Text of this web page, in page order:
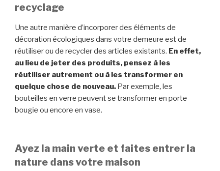
recyclage
Une autre manière d’incorporer des éléments de
décoration écologiques dans votre demeure est de
réutiliser ou de recycler des articles existants. En effet,
au lieu de jeter des produits, pensez à les
réutiliser autrement ou à les transformer en
quelque chose de nouveau. Par exemple, les
bouteilles en verre peuvent se transformer en porte-
bougie ou encore en vase.
Ayez la main verte et faites entrer la
nature dans votre maison